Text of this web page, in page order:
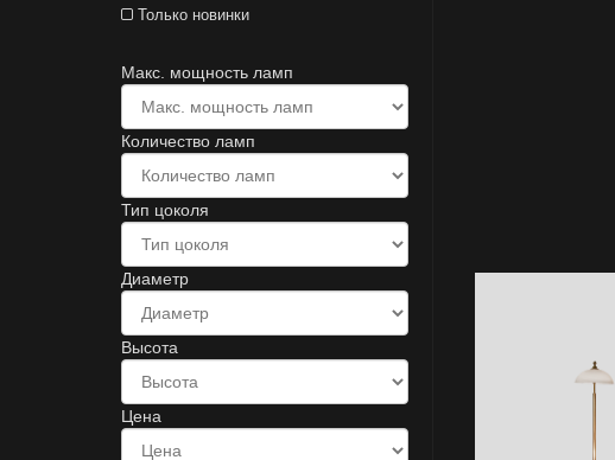
Только новинки
Макс. мощность ламп
Количество ламп
Тип цоколя
Диаметр
Высота
Цена